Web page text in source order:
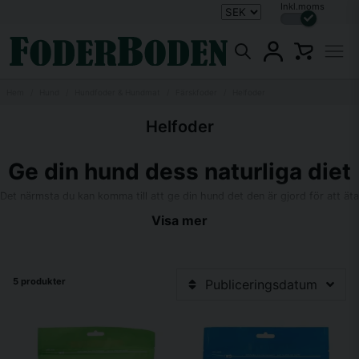
Inkl.moms
Helfoder
Ge din hund dess naturliga diet
olika kompletteringsfoder och tillskott och skräddarsy din hunds kost
hunds nya favorit?
Visa mer
5 produkter Publiceringsdatum